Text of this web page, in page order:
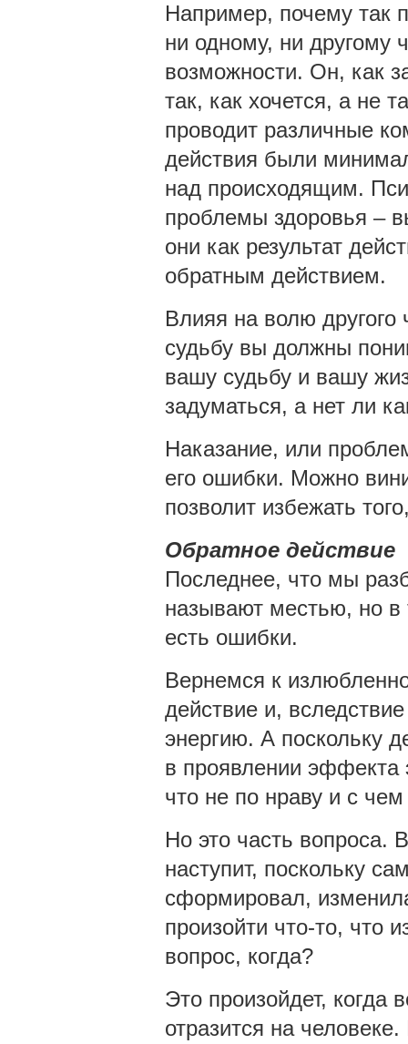
Например, почему так
ни одному, ни другому
возможности. Он, как
так, как хочется, а не
проводит различные
действия были
над происходящим.
проблемы здоровья –
они как результат
обратным действием.
Влияя на волю другого
судьбу вы должны
вашу судьбу и вашу
задуматься, а нет ли
Наказание, или
его ошибки. Можно
позволит избежать
Обратное действие
Последнее, что мы
называют местью, но в
есть ошибки.
Вернемся к
действие и,
энергию. А поскольку
в проявлении эффекта
что не по нраву и с
Но это часть вопроса.
наступит, поскольку
сформировал,
произойти что-то, что
вопрос, когда?
Это произойдет, когда
отразится на